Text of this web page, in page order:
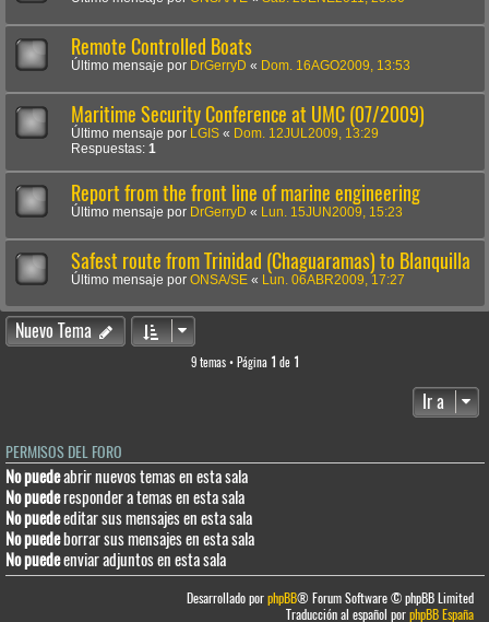
Remote Controlled Boats
Último mensaje por DrGerryD « Dom. 16AGO2009, 13:53
Maritime Security Conference at UMC (07/2009)
Último mensaje por LGIS « Dom. 12JUL2009, 13:29
Respuestas: 1
Report from the front line of marine engineering
Último mensaje por DrGerryD « Lun. 15JUN2009, 15:23
Safest route from Trinidad (Chaguaramas) to Blanquilla
Último mensaje por ONSA/SE « Lun. 06ABR2009, 17:27
Nuevo Tema
9 temas • Página 1 de 1
Ir a
PERMISOS DEL FORO
No puedeabrir nuevos temas en esta sala
No puederesponder a temas en esta sala
No puedeeditar sus mensajes en esta sala
No puedeborrar sus mensajes en esta sala
No puedeenviar adjuntos en esta sala
Desarrollado porphpBB® Forum Software © phpBB Limited
Traducción al español porphpBB España